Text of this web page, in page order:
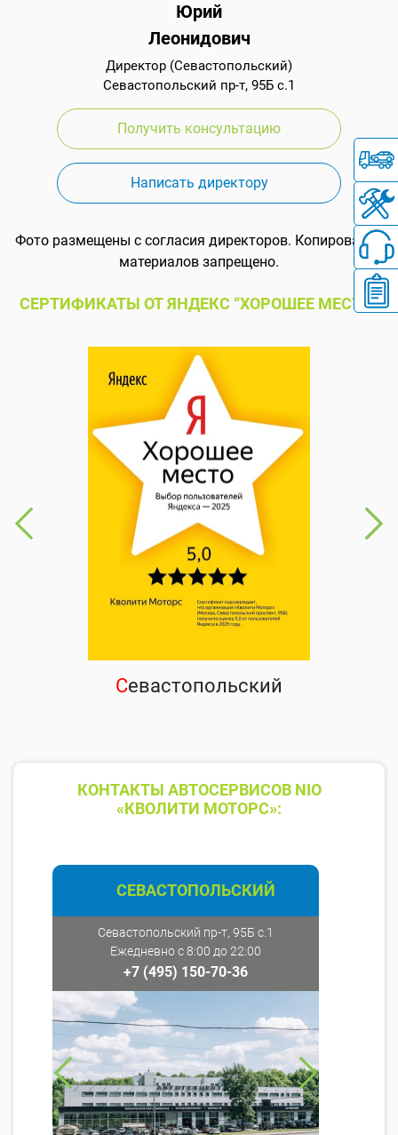
Юрий
Леонидович
Директор (Севастопольский)
Севастопольский пр-т, 95Б с.1
Получить консультацию
Написать директору
Фото размещены с согласия директоров. Копирование
материалов запрещено.
СЕРТИФИКАТЫ ОТ ЯНДЕКС “ХОРОШЕЕ МЕСТО”
Севастопольский
КОНТАКТЫ АВТОСЕРВИСОВ NIO
«КВОЛИТИ МОТОРС»:
СЕВАСТОПОЛЬСКИЙ
Севастопольский пр-т, 95Б с.1
Ежедневно с 8:00 до 22:00
+7 (495) 150-70-36